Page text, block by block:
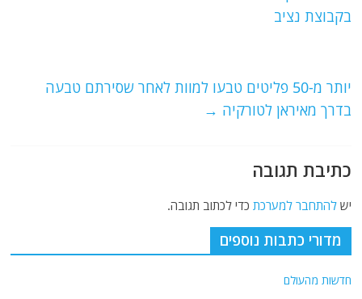
A
ra
k
בקבוצת נציב
יותר מ-50 פליטים טבעו למוות לאחר שסירתם טבעה
בדרך מאיראן לטורקיה →
כתיבת תגובה
ישלהתחבר למערכת כדי לכתוב תגובה.
מדורי כתבות נוספים
חדשות מהעולם